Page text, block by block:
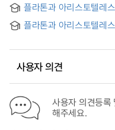
Comparative Study of
Philosophies
플라톤과 아리스토텔레
of Platon and
플라톤과 아리스토텔레
사용자 의견
사용자 의견등록
해주세요.